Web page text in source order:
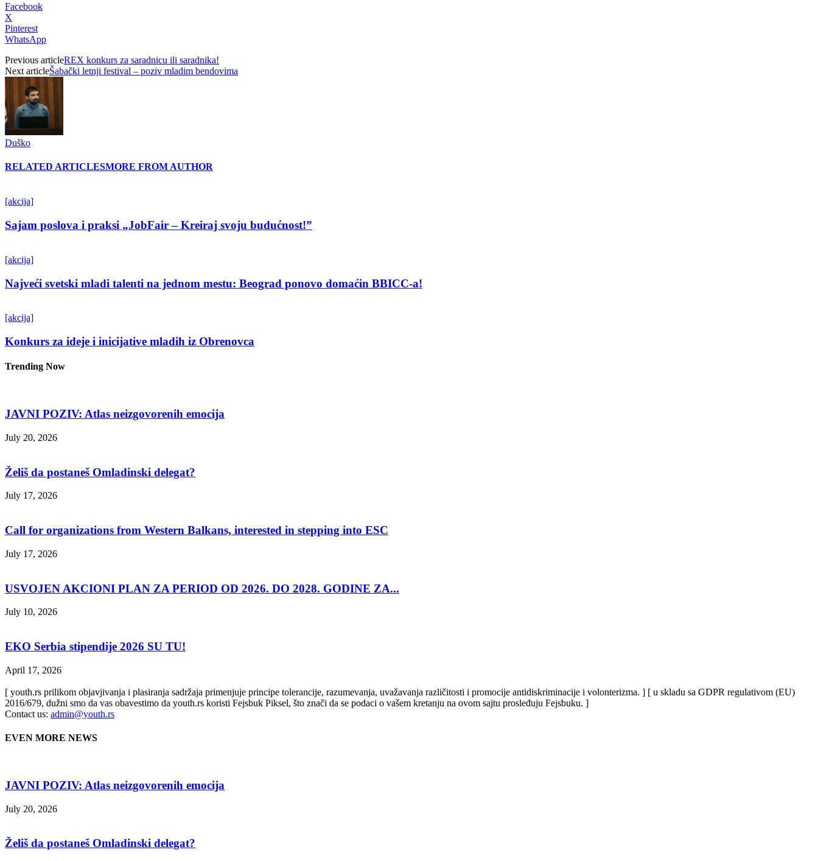
Facebook
X
Pinterest
WhatsApp
Previous articleREX konkurs za saradnicu ili saradnika!
Next articleŠabački letnji festival – poziv mladim bendovima
Duško
RELATED ARTICLESMORE FROM AUTHOR
[akcija]
Sajam poslova i praksi „JobFair – Kreiraj svoju budućnost!”
[akcija]
Najveći svetski mladi talenti na jednom mestu: Beograd ponovo domaćin BBICC-a!
[akcija]
Konkurs za ideje i inicijative mladih iz Obrenovca
Trending Now
JAVNI POZIV: Atlas neizgovorenih emocija
July 20, 2026
Želiš da postaneš Omladinski delegat?
July 17, 2026
Call for organizations from Western Balkans, interested in stepping into ESC
July 17, 2026
USVOJEN AKCIONI PLAN ZA PERIOD OD 2026. DO 2028. GODINE ZA...
July 10, 2026
EKO Serbia stipendije 2026 SU TU!
April 17, 2026
[ youth.rs prilikom objavjivanja i plasiranja sadržaja primenjuje principe tolerancije, razumevanja, uvažavanja različitosti i promocije antidiskriminacije i volonterizma. ] [ u skladu sa GDPR regulativom (EU)
2016/679, dužni smo da vas obavestimo da youth.rs koristi Fejsbuk Piksel, što znači da se podaci o vašem kretanju na ovom sajtu prosleđuju Fejsbuku. ]
Contact us: admin@youth.rs
EVEN MORE NEWS
JAVNI POZIV: Atlas neizgovorenih emocija
July 20, 2026
Želiš da postaneš Omladinski delegat?